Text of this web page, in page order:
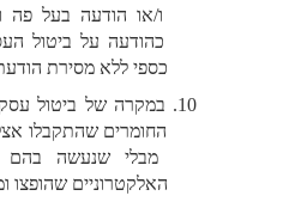
כספי ללא מסירת הודעת ביטול
האלקטרוניים שהופצו ומידע